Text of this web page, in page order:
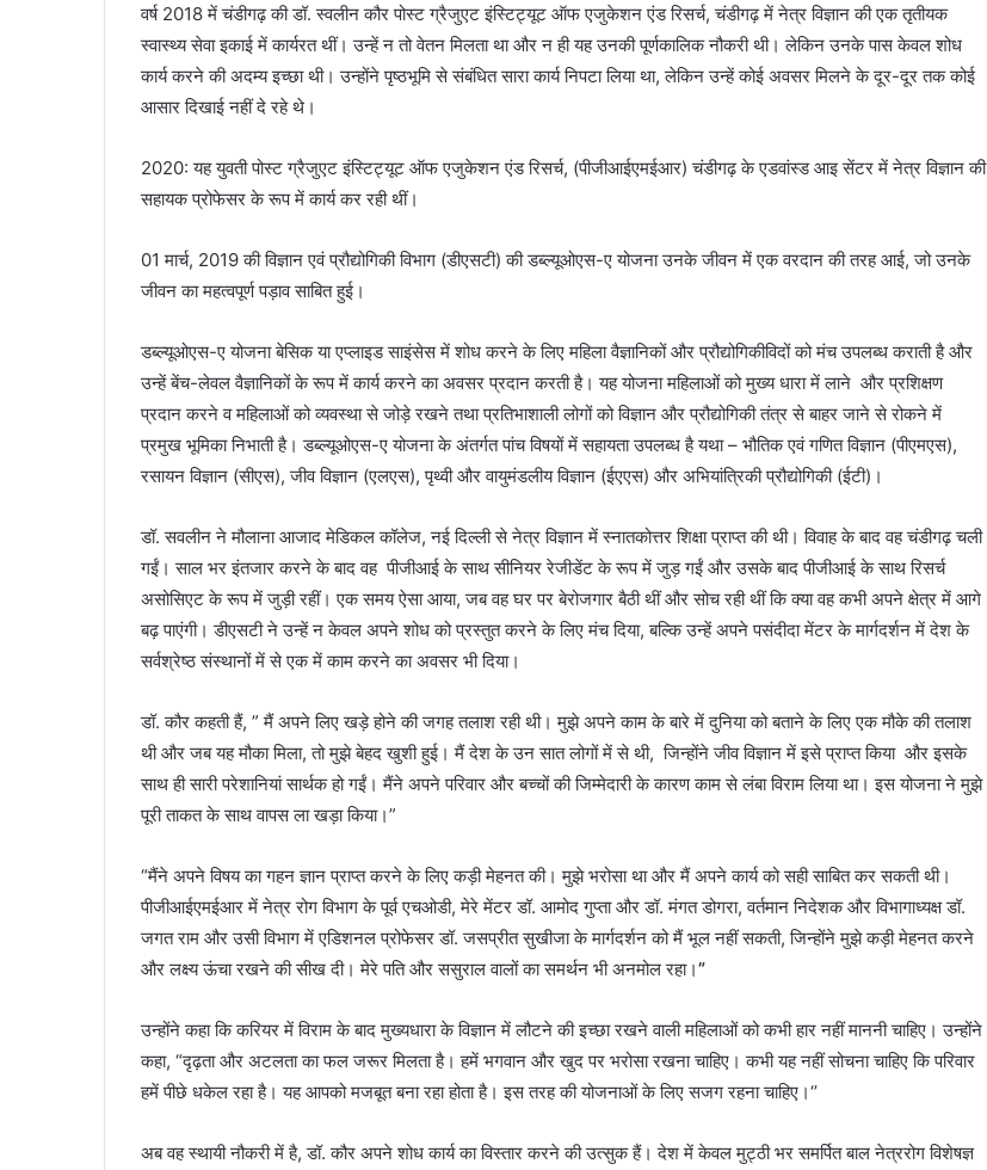
वर्ष 2018 में चंडीगढ़ की डॉ. स्‍वलीन कौर पोस्ट ग्रैजुएट इंस्टिट्यूट ऑफ एजुकेशन एंड रिसर्च, चंडीगढ़ में नेत्र विज्ञान की एक तृतीयक
स्वास्थ्य सेवा इकाई में कार्यरत थीं। उन्हें न तो वेतन मिलता था और न ही यह उनकी पूर्णकालिक नौकरी थी। लेकिन उनके पास केवल शोध
कार्य करने की अदम्य इच्छा थी। उन्होंने पृष्ठभूमि से संबंधित सारा कार्य निपटा लिया था, लेकिन उन्हें कोई अवसर मिलने के दूर-दूर तक कोई
आसार दिखाई नहीं दे रहे थे।
2020: यह युवती पोस्ट ग्रैजुएट इंस्टिट्यूट ऑफ एजुकेशन एंड रिसर्च, (पीजीआईएमईआर) चंडीगढ़ के एडवांस्ड आइ सेंटर में नेत्र विज्ञान की
सहायक प्रोफेसर के रूप में कार्य कर रही थीं।
01 मार्च, 2019 की विज्ञान एवं प्रौद्योगिकी विभाग (डीएसटी) की डब्ल्यूओएस-ए योजना उनके जीवन में एक वरदान की तरह आई, जो उनके
जीवन का महत्वपूर्ण पड़ाव साबित हुई।
डब्ल्यूओएस-ए योजना बेसिक या एप्लाइड साइंसेस में शोध करने के लिए महिला वैज्ञानिकों और प्रौद्योगिकीविदों को मंच उपलब्ध कराती है और
उन्हें बेंच-लेवल वैज्ञानिकों के रूप में कार्य करने का अवसर प्रदान करती है। यह योजना महिलाओं को मुख्य धारा में लाने और प्रशिक्षण
प्रदान करने व महिलाओं को व्यवस्था से जोड़े रखने तथा प्रतिभाशाली लोगों को विज्ञान और प्रौद्योगिकी तंत्र से बाहर जाने से रोकने में
प्रमुख भूमिका निभाती है। डब्ल्यूओएस-ए योजना के अंतर्गत पांच विषयों में सहायता उपलब्ध है यथा – भौतिक एवं गणित विज्ञान (पीएमएस),
रसायन विज्ञान (सीएस), जीव विज्ञान (एलएस), पृथ्वी और वायुमंडलीय विज्ञान (ईएएस) और अभियांत्रिकी प्रौद्योगिकी (ईटी)।
डॉ. सवलीन ने मौलाना आजाद मेडिकल कॉलेज, नई दिल्ली से नेत्र विज्ञान में स्नातकोत्तर शिक्षा प्राप्त की थी। विवाह के बाद वह चंडीगढ़ चली
गईं। साल भर इंतजार करने के बाद वह पीजीआई के साथ सीनियर रेजीडेंट के रूप में जुड़ गईं और उसके बाद पीजीआई के साथ रिसर्च
असोसिएट के रूप में जुड़ी रहीं। एक समय ऐसा आया, जब वह घर पर बेरोजगार बैठी थीं और सोच रही थीं कि क्या वह कभी अपने क्षेत्र में आगे
बढ़ पाएंगी। डीएसटी ने उन्‍हें न केवल अपने शोध को प्रस्तुत करने के लिए मंच दिया, बल्कि उन्‍हें अपने पसंदीदा मेंटर के मार्गदर्शन में देश के
सर्वश्रेष्ठ संस्थानों में से एक में काम करने का अवसर भी दिया।
डॉ. कौर कहती हैं, ” मैं अपने लिए खड़े होने की जगह तलाश रही थी। मुझे अपने काम के बारे में दुनिया को बताने के लिए एक मौके की तलाश
थी और जब यह मौका मिला, तो मुझे बेहद खुशी हुई। मैं देश के उन सात लोगों में से थी, जिन्होंने जीव विज्ञान में इसे प्राप्त किया और इसके
साथ ही सारी परेशानियां सार्थक हो गईं। मैंने अपने परिवार और बच्चों की जिम्मेदारी के कारण काम से लंबा विराम लिया था। इस योजना ने मुझे
पूरी ताकत के साथ वापस ला खड़ा किया।”
“मैंने अपने विषय का गहन ज्ञान प्राप्‍त करने के लिए कड़ी मेहनत की। मुझे भरोसा था और मैं अपने कार्य को सही साबित कर सकती थी।
पीजीआईएमईआर में नेत्र रोग विभाग के पूर्व एचओडी, मेरे मेंटर डॉ. आमोद गुप्ता और डॉ. मंगत डोगरा, वर्तमान निदेशक और विभागाध्यक्ष डॉ.
जगत राम और उसी विभाग में एडिशनल प्रोफेसर डॉ. जसप्रीत सुखीजा के मार्गदर्शन को मैं भूल नहीं सकती, जिन्‍होंने मुझे कड़ी मेहनत करने
और लक्ष्‍य ऊंचा रखने की सीख दी। मेरे पति और ससुराल वालों का समर्थन भी अनमोल रहा।”
उन्होंने कहा कि करियर में विराम के बाद मुख्यधारा के विज्ञान में लौटने की इच्छा रखने वाली महिलाओं को कभी हार नहीं माननी चाहिए। उन्होंने
कहा, “दृढ़ता और अटलता का फल जरूर मिलता है। हमें भगवान और खुद पर भरोसा रखना चाहिए। कभी यह नहीं सोचना चाहिए कि परिवार
हमें पीछे धकेल रहा है। यह आपको मजबूत बना रहा होता है। इस तरह की योजनाओं के लिए सजग रहना चाहिए।‘’
अब वह स्थायी नौकरी में है, डॉ. कौर अपने शोध कार्य का विस्तार करने की उत्सुक हैं। देश में केवल मुट्ठी भर समर्पित बाल नेत्ररोग विशेषज्ञ